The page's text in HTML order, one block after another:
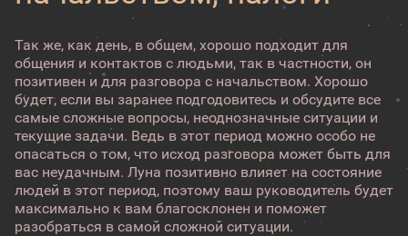
Так же, как день, в общем, хорошо подходит для
общения и контактов с людьми, так в частности, он
позитивен и для разговора с начальством. Хорошо
будет, если вы заранее подгодовитесь и обсудите все
самые сложные вопросы, неоднозначные ситуации и
текущие задачи. Ведь в этот период можно особо не
опасаться о том, что исход разговора может быть для
вас неудачным. Луна позитивно влияет на состояние
людей в этот период, поэтому ваш руководитель будет
максимально к вам благосклонен и поможет
разобраться в самой сложной ситуации.